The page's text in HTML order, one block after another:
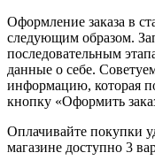
Оформление заказа в
следующим образом.
последовательным
данные о себе.
информацию, которая
кнопку «Оформить
Оплачивайте покупки
магазине доступно 3